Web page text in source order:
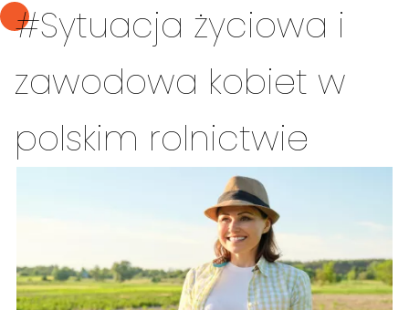
#Sytuacja życiowa i
zawodowa kobiet w
polskim rolnictwie